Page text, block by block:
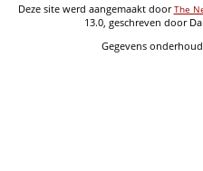
Deze site werd aangemaakt doorThe
13.0, geschreven door
Gegevens